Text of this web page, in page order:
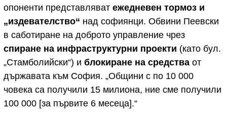
опоненти представляват ежедневен тормоз и
„издевателство“ над софиянци. Обвини Пеевски
в саботиране на доброто управление чрез
спиране на инфраструктурни проекти (като бул.
„Стамболийски“) и блокиране на средства от
държавата към София. „Общини с по 10 000
човека са получили 15 милиона, ние сме получили
100 000 [за първите 6 месеца].“